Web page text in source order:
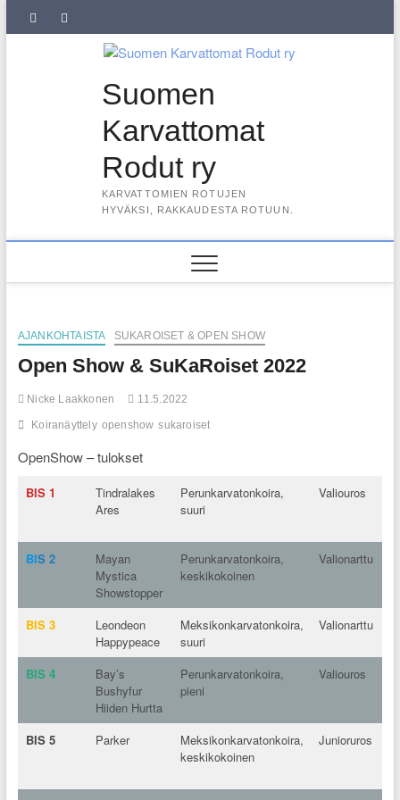
SuKaRo
Instagramisssa
kysytyt
meksikolaiset
perulaiset
jäsenrekisterin
Suomen
Karvattomat
Rodut ry
KARVATTOMIEN ROTUJEN
HYVÄKSI, RAKKAUDESTA ROTUUN.
AJANKOHTAISTA SUKAROISET & OPEN SHOW
Open Show & SuKaRoiset 2022
Nicke Laakkonen 11.5.2022
Koiranäyttely openshow sukaroiset
OpenShow – tulokset
BIS 1
Tindralakes
Ares
Perunkarvatonkoira,
suuri
Valiouros
BIS 2
Mayan
Mystica
Showstopper
Perunkarvatonkoira,
keskikokoinen
Valionarttu
BIS 3
Leondeon
Happypeace
Meksikonkarvatonkoira,
suuri
Valionarttu
BIS 4
Bay’s
Bushyfur
Hiiden Hurtta
Perunkarvatonkoira,
pieni
Valiouros
BIS 5 Parker
Meksikonkarvatonkoira,
keskikokoinen
Junioruros